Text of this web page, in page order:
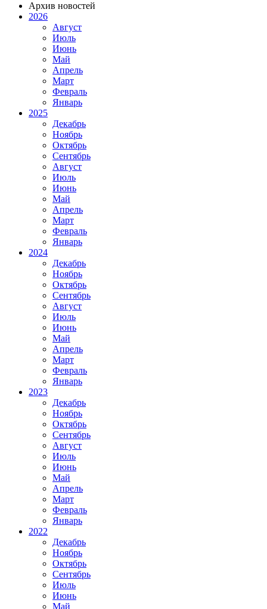
Архив новостей
2026
Август
Июль
Июнь
Май
Апрель
Март
Февраль
Январь
2025
Декабрь
Ноябрь
Октябрь
Сентябрь
Август
Июль
Июнь
Май
Апрель
Март
Февраль
Январь
2024
Декабрь
Ноябрь
Октябрь
Сентябрь
Август
Июль
Июнь
Май
Апрель
Март
Февраль
Январь
2023
Декабрь
Ноябрь
Октябрь
Сентябрь
Август
Июль
Июнь
Май
Апрель
Март
Февраль
Январь
2022
Декабрь
Ноябрь
Октябрь
Сентябрь
Июль
Июнь
Май